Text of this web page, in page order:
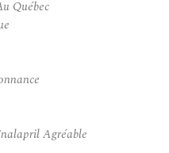
Québec
Agréable